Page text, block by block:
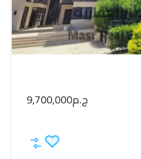
ج.م9,700,000